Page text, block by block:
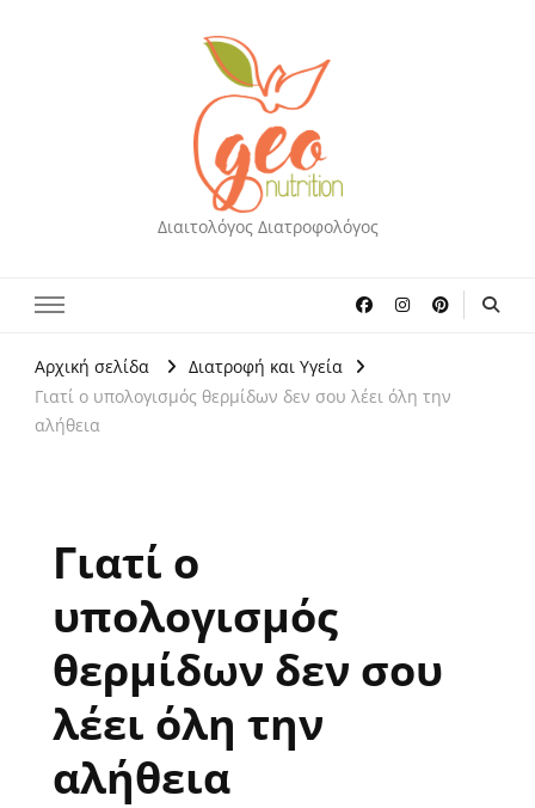
Διαιτολόγος Διατροφολόγος
Αρχική σελίδα
Διατροφή και Υγεία
Γιατί ο υπολογισμός θερμίδων δεν σου λέει όλη την
αλήθεια
Γιατί ο
υπολογισμός
θερμίδων δεν σου
λέει όλη την
αλήθεια